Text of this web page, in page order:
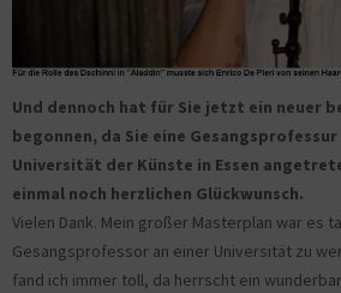
Und dennoch hat für Sie jetzt ein neuer
begonnen, da Sie eine
Universität der Künste in Essen
einmal noch herzlichen Glückwunsch.
Vielen Dank. Mein großer Masterplan war es
Gesangsprofessor an einer Universität zu
fand ich immer toll, da herrscht ein